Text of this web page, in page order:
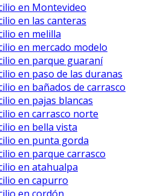
en Montevideo
en las canteras
en melilla
en mercado modelo
en parque guaraní
en paso de las duranas
en bañados de carrasco
en pajas blancas
en carrasco norte
en bella vista
en punta gorda
en parque carrasco
en atahualpa
en capurro